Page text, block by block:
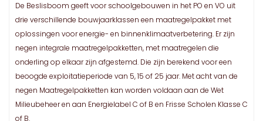
De Beslisboom geeft voor schoolgebouwen in het PO en VO uit
drie verschillende bouwjaarklassen een maatregelpakket met
oplossingen voor energie- en binnenklimaatverbetering. Er zijn
negen integrale maatregelpakketten, met maatregelen die
onderling op elkaar zijn afgestemd. Die zijn berekend voor een
beoogde exploitatieperiode van 5, 15 of 25 jaar. Met acht van de
negen Maatregelpakketten kan worden voldaan aan de Wet
Milieubeheer en aan Energielabel C of B en Frisse Scholen Klasse C
of B.